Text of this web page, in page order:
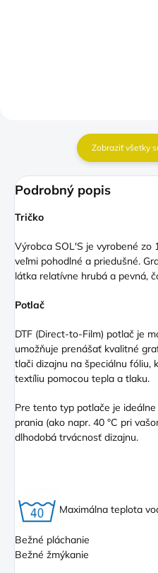
Zobraziť všetky
Podrobný popis
Tričko
Výrobca SOL'S je vyrobené zo
veľmi pohodlné a priedušné.
látka relatívne hrubá a pevná,
Potlač
DTF (Direct-to-Film) potlač je
umožňuje prenášať kvalitné
tlači dizajnu na špeciálnu fóliu,
textíliu pomocou tepla a tlaku.
Pre tento typ potlače je
prania (ako napr. 40 °C pri
dlhodobá trvácnosť dizajnu.
Maximálna teplota
Bežné pláchanie
Bežné žmýkanie